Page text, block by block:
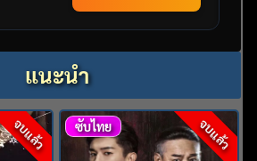
แนะนำ
จบแล้ว จบแล้ว
ซับไทย